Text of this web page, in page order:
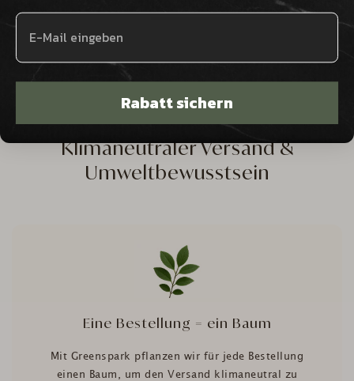
Produktbewertungen
Klimaneutraler Versand &
Umweltbewusstsein
Eine Bestellung = ein Baum
Mit Greenspark pflanzen wir für jede Bestellung
einen Baum, um den Versand klimaneutral zu
Rabatt sichern